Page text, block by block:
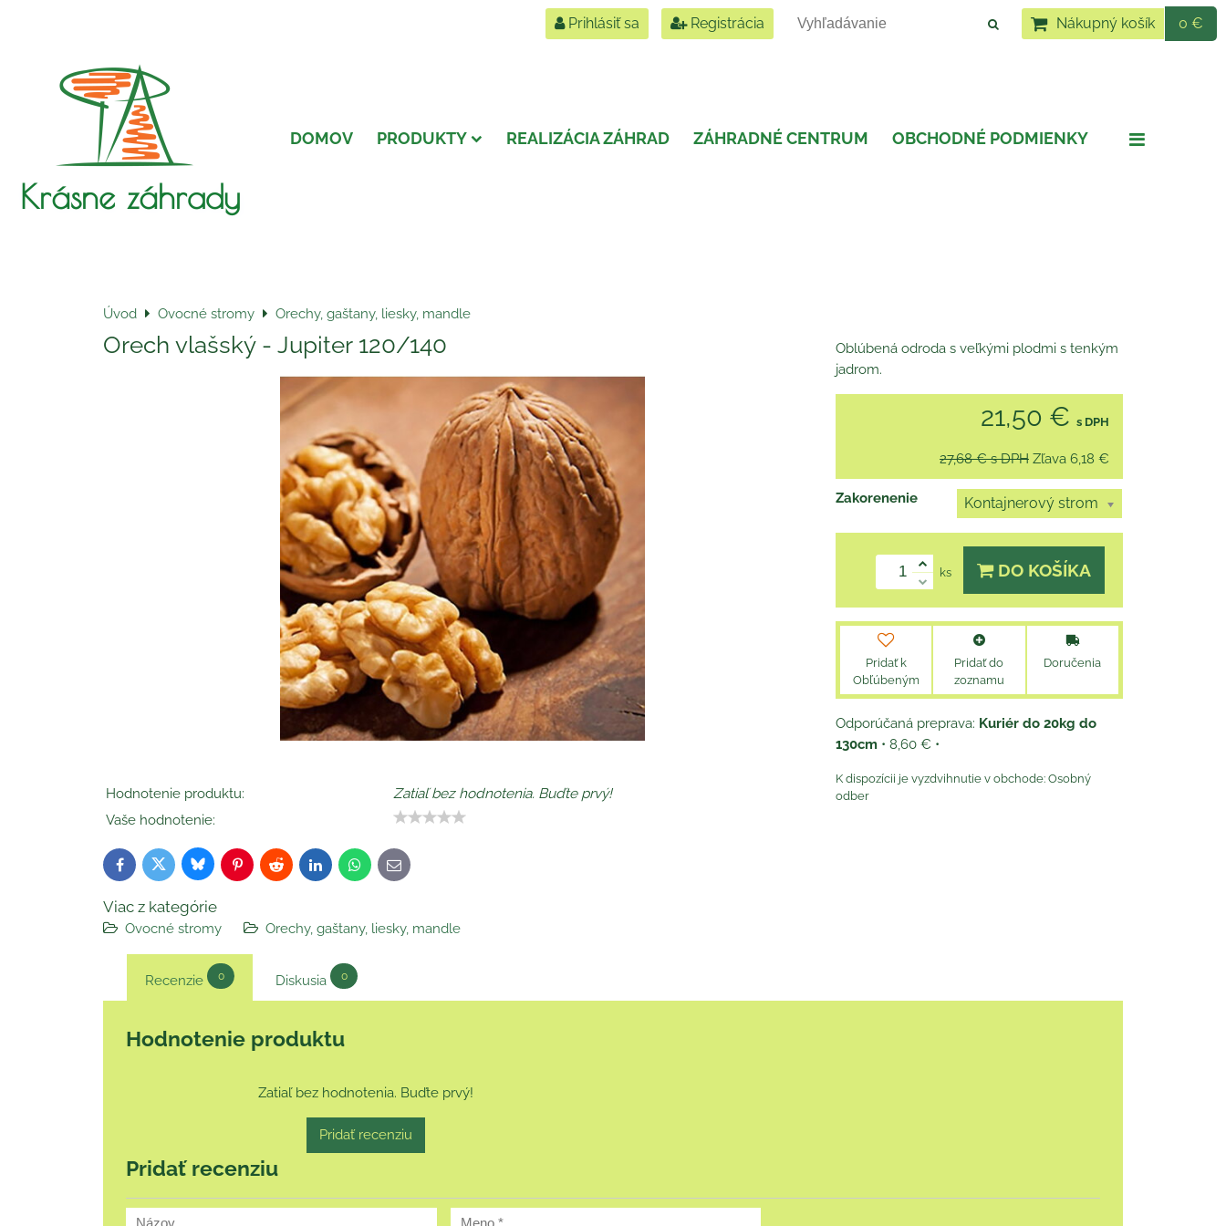
Prihlásiť sa Registrácia Nákupný košík 0 €
Krásne záhrady
DOMOV PRODUKTY REALIZÁCIA ZÁHRAD ZÁHRADNÉ CENTRUM OBCHODNÉ PODMIENKY
Úvod Ovocné stromy Orechy, gaštany, liesky, mandle
Orech vlašský - Jupiter 120/140
Hodnotenie produktu:
Zatiaľ bez hodnotenia. Buďte prvý!
Vaše hodnotenie:
Oblúbená odroda s veľkými plodmi s tenkým
jadrom.
21,50 € s DPH
27,68 € s DPH Zľava 6,18 €
Zakorenenie Kontajnerový strom
ks DO KOŠÍKA
Pridať k
Obľúbeným
Pridať do
zoznamu
Doručenia
Kuriér do 20kg do
130cm • 8,60 € •
Osobný
odber
FacebookTwitterBlueskyPinterestReddit LinkedInWhatsApp
E-
mail
Viac z kategórie
Ovocné stromy Orechy, gaštany, liesky, mandle
Recenzie 0 Diskusia 0
Hodnotenie produktu
Zatiaľ bez hodnotenia. Buďte prvý!
Pridať recenziu
Pridať recenziu